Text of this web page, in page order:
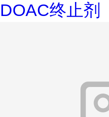
DOAC终止剂